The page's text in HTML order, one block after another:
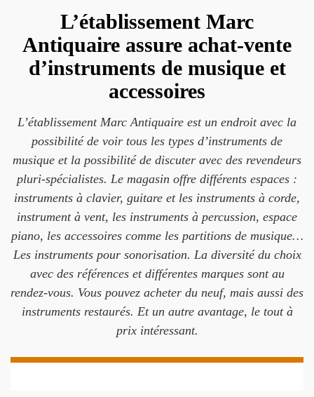
L’établissement Marc
Antiquaire assure achat-vente
d’instruments de musique et
accessoires
L’établissement Marc Antiquaire est un endroit avec la
possibilité de voir tous les types d’instruments de
musique et la possibilité de discuter avec des revendeurs
pluri-spécialistes. Le magasin offre différents espaces :
instruments à clavier, guitare et les instruments à corde,
instrument à vent, les instruments à percussion, espace
piano, les accessoires comme les partitions de musique…
Les instruments pour sonorisation. La diversité du choix
avec des références et différentes marques sont au
rendez-vous. Vous pouvez acheter du neuf, mais aussi des
instruments restaurés. Et un autre avantage, le tout à
prix intéressant.